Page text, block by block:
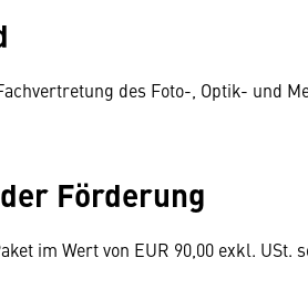
des Foto-, Optik- und
Förderung
im Wert von EUR 90,00 exkl. USt.